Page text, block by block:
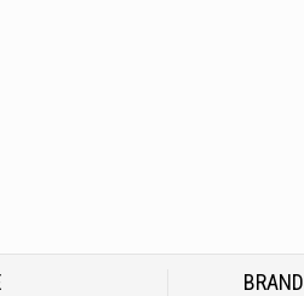
BRAND